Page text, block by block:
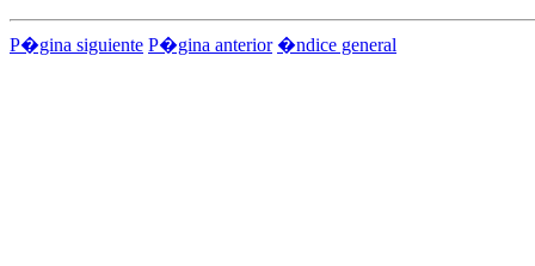
P�gina siguiente P�gina anterior �ndice general